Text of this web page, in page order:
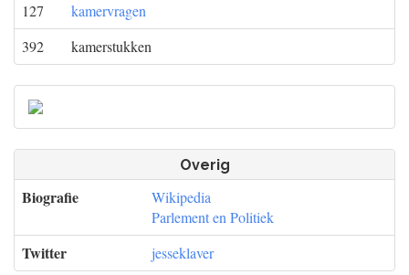
127
kamervragen
392
kamerstukken
Overig
Biografie
Wikipedia
Parlement en Politiek
Twitter jesseklaver